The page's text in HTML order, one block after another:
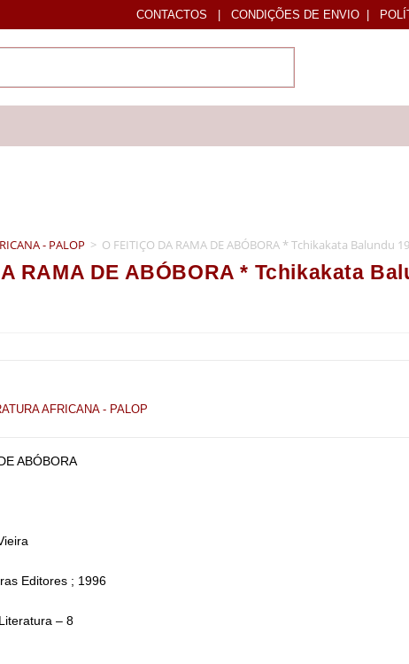
CONTACTOS | CONDIÇÕES DE ENVIO |
- PALOP > O FEITIÇO DA RAMA DE ABÓBORA * Tchikakata Balundu
RAMA DE ABÓBORA * Tchikakata
AFRICANA - PALOP
ABÓBORA
Editores ; 1996
– 8